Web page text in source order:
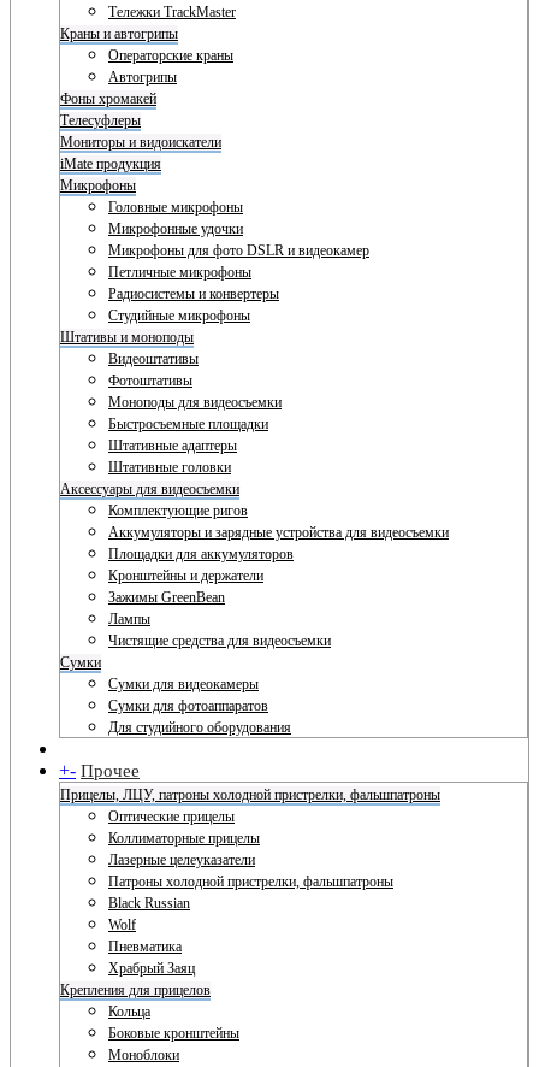
Тележки TrackMaster
Краны и автогрипы
Операторские краны
Автогрипы
Фоны хромакей
Телесуфлеры
Мониторы и видоискатели
iMate продукция
Микрофоны
Головные микрофоны
Микрофонные удочки
Микрофоны для фото DSLR и видеокамер
Петличные микрофоны
Радиосистемы и конвертеры
Студийные микрофоны
Штативы и моноподы
Видеоштативы
Фотоштативы
Моноподы для видеосъемки
Быстросъемные площадки
Штативные адаптеры
Штативные головки
Аксессуары для видеосъемки
Комплектующие ригов
Аккумуляторы и зарядные устройства для видеосъемки
Площадки для аккумуляторов
Кронштейны и держатели
Зажимы GreenBean
Лампы
Чистящие средства для видеосъемки
Сумки
Сумки для видеокамеры
Сумки для фотоаппаратов
Для студийного оборудования
+- Прочее
Прицелы, ЛЦУ, патроны холодной пристрелки, фальшпатроны
Оптические прицелы
Коллиматорные прицелы
Лазерные целеуказатели
Патроны холодной пристрелки, фальшпатроны
Black Russian
Wolf
Пневматика
Храбрый Заяц
Крепления для прицелов
Кольца
Боковые кронштейны
Моноблоки